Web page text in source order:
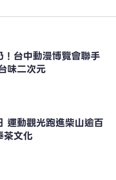
台中動漫博覽會聯手
味二次元
運動觀光跑進柴山逾百
茶文化